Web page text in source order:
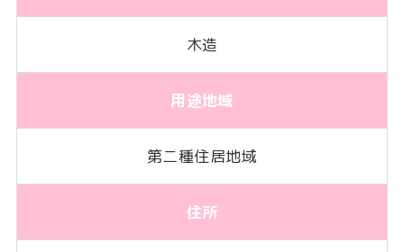
木造
用途地域
第二種住居地域
住所